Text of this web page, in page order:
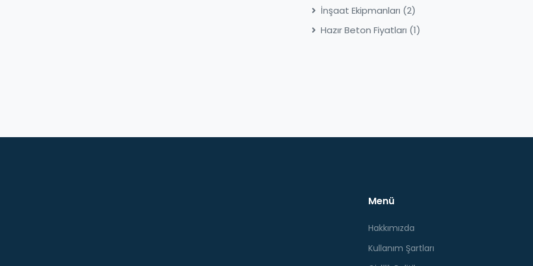
İnşaat Ekipmanları (2)
Hazır Beton Fiyatları (1)
Menü
Hakkımızda
Kullanım Şartları